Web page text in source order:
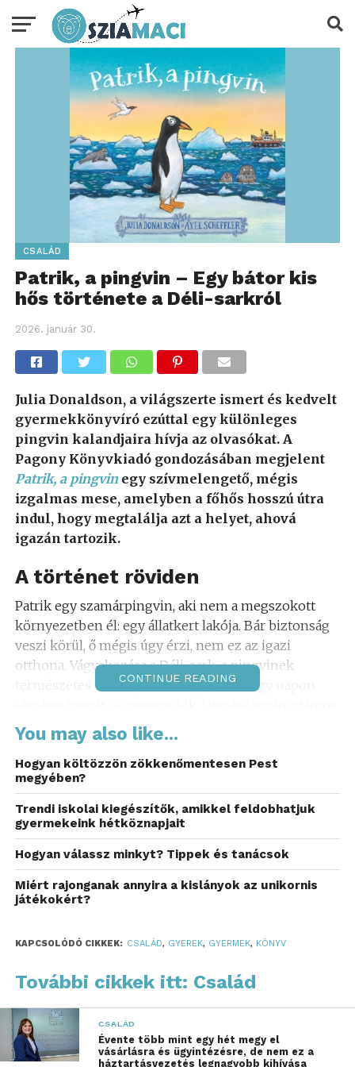
CSALÁD
Patrik, a pingvin – Egy bátor kis
hős története a Déli-sarkról
2026. január 30.
Julia Donaldson, a világszerte ismert és kedvelt
gyermekkönyvíró ezúttal egy különleges
pingvin kalandjaira hívja az olvasókat. A
Pagony Könyvkiadó gondozásában megjelent
Patrik, a pingvinegy szívmelengető, mégis
izgalmas mese, amelyben a főhős hosszú útra
indul, hogy megtalálja azt a helyet, ahová
igazán tartozik.
A történet röviden
Patrik egy szamárpingvin, aki nem a megszokott
környezetben él: egy állatkert lakója. Bár biztonság
veszi körül, ő mégis úgy érzi, nem ez az igazi
otthona. Vágyakozása a Déli-sark, a pingvinek
természetes élőhelye felé hajtja, ezért egy napon
nehézséggel találkozik, ugyanakkor barátságok is
szövődnek, amelyek segítik őt abban, hogy ne adja
fel célját.
Mitől szerethető ez a mese?
APatrik, a pingvinmesekönyv több szempontból is
kiemelkedő olvasmány a kisebbek számára:
Mozgalmas, humoros cselekmény–
gyerekek figyelmét.
kitartásról, az önmagunkhoz való hűségről és
a barátság erejéről mesél, érthető és
befogadható formában.
CONTINUE READING
You may also like...
Hogyan költözzön zökkenőmentesen Pest
megyében?
Trendi iskolai kiegészítők, amikkel feldobhatjuk
gyermekeink hétköznapjait
Hogyan válassz minkyt? Tippek és tanácsok
Miért rajonganak annyira a kislányok az unikornis
játékokért?
KAPCSOLÓDÓ CIKKEK: CSALÁD, GYEREK, GYERMEK, KÖNYV
További cikkek itt: Család
CSALÁD
Évente több mint egy hét megy el
vásárlásra és ügyintézésre, de nem ez a
háztartásvezetés legnagyobb kihívása